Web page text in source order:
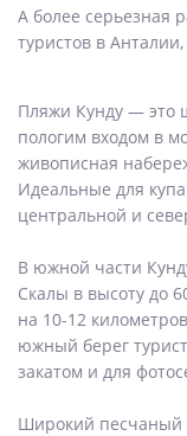
А более серьезная
туристов в
Пляжи Кунду — это
пологим входом в
живописная
Идеальные для
центральной и
В южной части
Скалы в высоту до
на 10-12
южный берег
закатом и для
Широкий песчаный